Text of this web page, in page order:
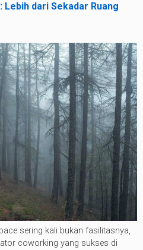
dari Sekadar Ruang
sering kali bukan fasilitasnya,
coworking yang sukses di